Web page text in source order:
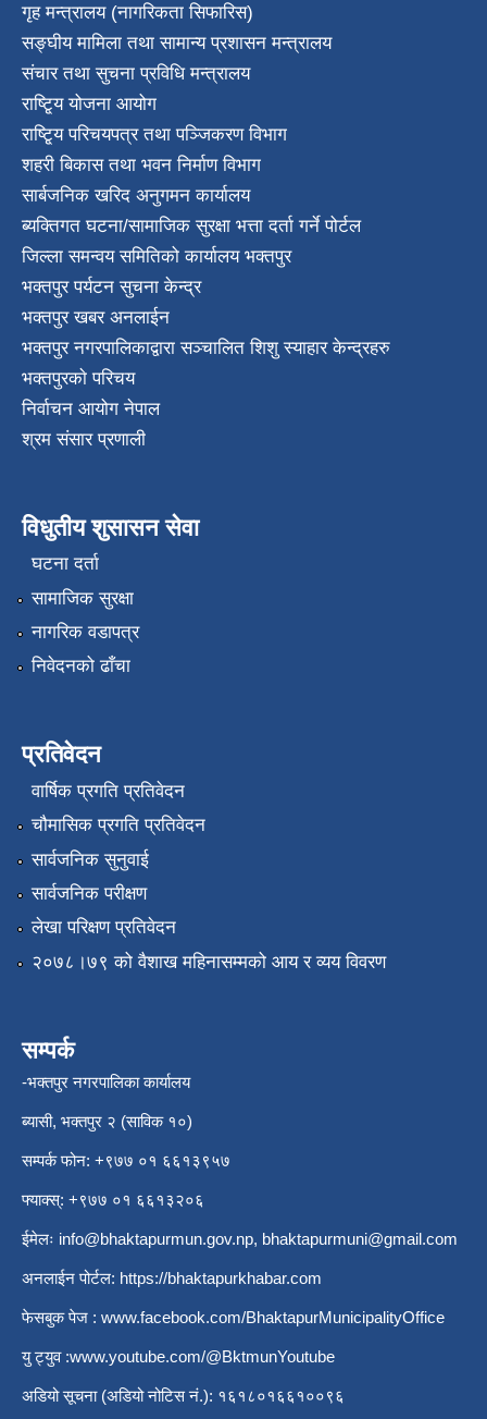
गृह मन्त्रालय (नागरिकता सिफारिस)
सङ्घीय मामिला तथा सामान्य प्रशासन मन्त्रालय
संचार तथा सुचना प्रविधि मन्त्रालय
राष्टि्ृय योजना आयोग
राष्टि्ृय परिचयपत्र तथा पञ्जिकरण विभाग
शहरी बिकास तथा भवन निर्माण विभाग
सार्बजनिक खरिद अनुगमन कार्यालय
ब्यक्तिगत घटना/सामाजिक सुरक्षा भत्ता दर्ता गर्ने पोर्टल
जिल्ला समन्वय समितिको कार्यालय भक्तपुर
भक्तपुर पर्यटन सुचना केन्द्र
भक्तपुर खबर अनलाईन
भक्तपुर नगरपालिकाद्वारा सञ्चालित शिशु स्याहार केन्द्रहरु
भक्तपुरकाे परिचय
निर्वाचन आयोग नेपाल
श्रम संसार प्रणाली
विधुतीय शुसासन सेवा
घटना दर्ता
सामाजिक सुरक्षा
नागरिक वडापत्र
निवेदनको ढाँचा
प्रतिवेदन
वार्षिक प्रगति प्रतिवेदन
चौमासिक प्रगति प्रतिवेदन
सार्वजनिक सुनुवाई
सार्वजनिक परीक्षण
लेखा परिक्षण प्रतिवेदन
२०७८।७९ को वैशाख महिनासम्मको आय र व्यय विवरण
सम्पर्क
-भक्तपुर नगरपालिका कार्यालय
ब्यासी, भक्तपुर २ (साविक १०)
सम्पर्क फोन: +९७७ ०१ ६६१३९५७
फ्याक्स्: +९७७ ०१ ६६१३२०६
ईमेलः info@bhaktapurmun.gov.np, bhaktapurmuni@gmail.com
अनलाईन पोर्टल: https://bhaktapurkhabar.com
फेसबुक पेज : www.facebook.com/BhaktapurMunicipalityOffice
यु ट्युव :www.youtube.com/@BktmunYoutube
अडियो सूचना (अडियो नोटिस नं.): १६१८०१६६१००९६